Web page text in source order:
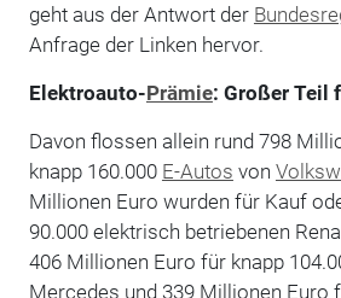
geht aus der Antwort der
Anfrage der Linken hervor.
Elektroauto-Prämie: Großer Teil
Davon flossen allein rund 798
knapp 160.000 E-Autos von
Millionen Euro wurden für Kauf
90.000 elektrisch betriebenen
406 Millionen Euro für knapp
Mercedes und 339 Millionen Euro